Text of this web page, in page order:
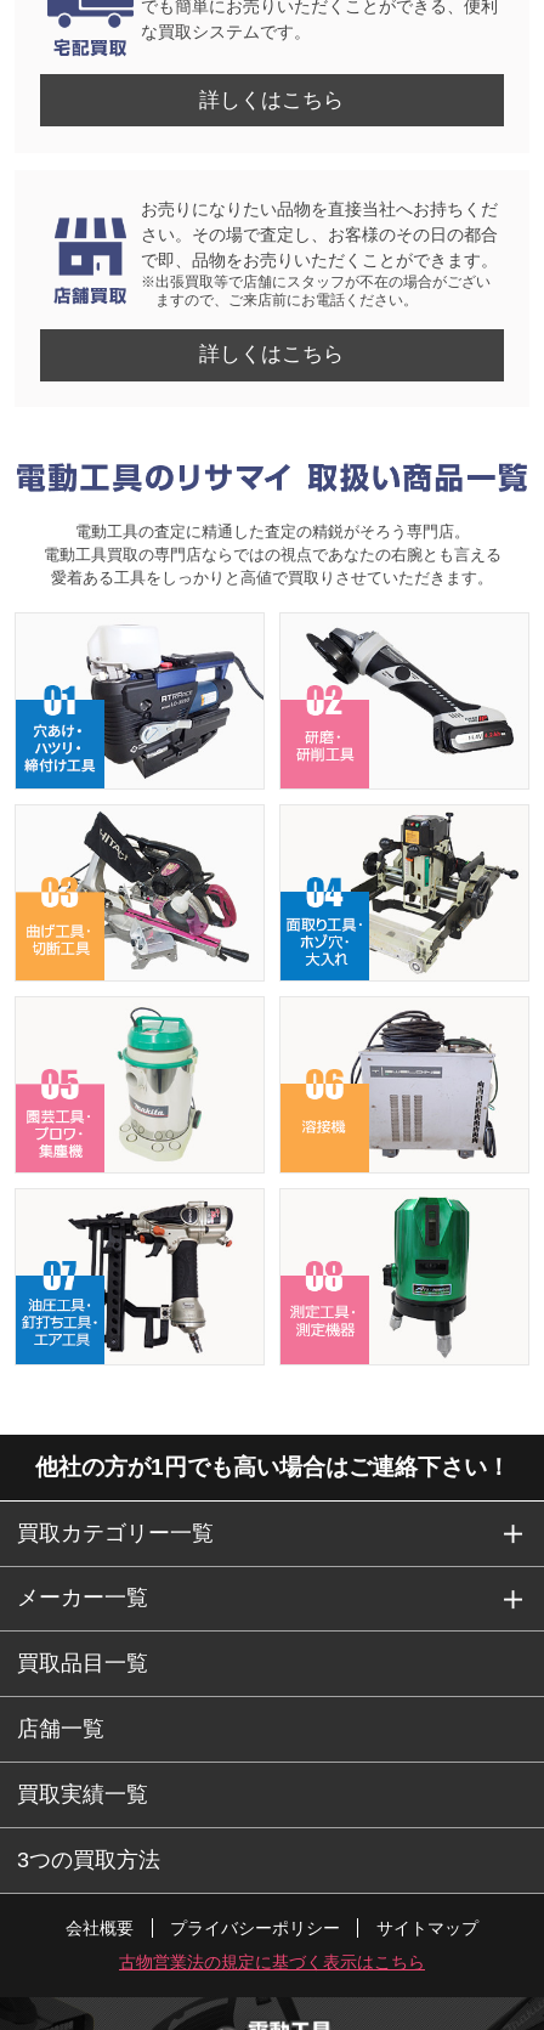
でも簡単にお売りいただくことができる、便利
な買取システムです。
詳しくはこちら
お売りになりたい品物を直接当社へお持ちくだ
さい。その場で査定し、お客様のその日の都合
で即、品物をお売りいただくことができます。
※出張買取等で店舗にスタッフが不在の場合がござい
ますので、ご来店前にお電話ください。
詳しくはこちら
電動工具の査定に精通した査定の精鋭がそろう専門店。
電動工具買取の専門店ならではの視点であなたの右腕とも言える
愛着ある工具をしっかりと高値で買取りさせていただきます。
他社の方が1円でも高い場合はご連絡下さい！
買取カテゴリー一覧
メーカー一覧
買取品目一覧
店舗一覧
買取実績一覧
3つの買取方法
会社概要 プライバシーポリシー
サイトマップ
古物営業法の規定に基づく表示はこちら